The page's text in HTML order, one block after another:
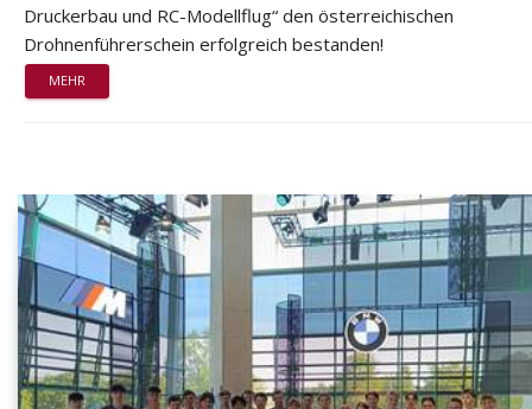
Druckerbau und RC-Modellflug“ den österreichischen
Drohnenführerschein erfolgreich bestanden!
MEHR